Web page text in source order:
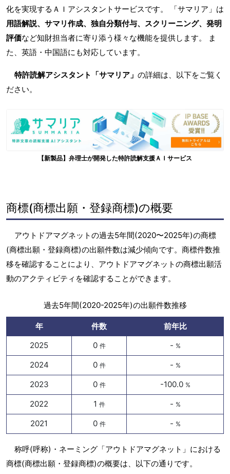
化を実現するＡＩアシスタントサービスです。 「サマリア」は
用語解説、サマリ作成、独自分類付与、スクリーニング、発明
評価など知財担当者に寄り添う様々な機能を提供します。 ま
た、英語・中国語にも対応しています。
特許読解アシスタント「サマリア」 の詳細は、以下をご覧く
ださい。
【新製品】弁理士が開発した特許読解支援ＡＩサービス
商標(商標出願・登録商標)の概要
アウトドアマグネットの過去5年間(2020〜2025年)の商標
(商標出願・登録商標)の出願件数は減少傾向です。商標件数推
移を確認することにより、アウトドアマグネットの商標出願活
動のアクティビティを確認することができます。
過去5年間(2020-2025年)の出願件数推移
年 件数
前年比
2025
0 件 - %
2024 0 件 - %
2023 0 件 -100.0 %
2022 1 件 - %
2021 0 件 - %
称呼(呼称)・ネーミング「アウトドアマグネット」における
商標(商標出願・登録商標)の概要は、以下の通りです。